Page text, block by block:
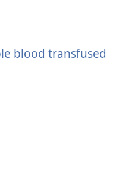
blood transfused